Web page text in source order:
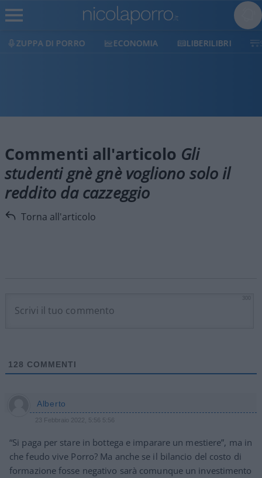
ZUPPA DI PORRO ECONOMIA LIBERILIBRI
Commenti all'articolo Gli
studenti gnè gnè vogliono solo il
reddito da cazzeggio
Torna all'articolo
128 COMMENTI
Alberto
23 Febbraio 2022, 5:56 5:56
“Si paga per stare in bottega e imparare un mestiere”, ma in
che feudo vive Porro? Ma anche se il bilancio del costo di
formazione fosse negativo sarà comunque un investimento